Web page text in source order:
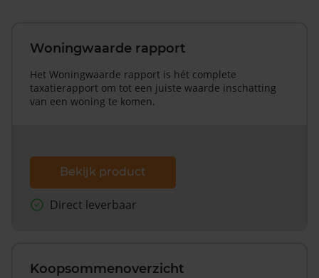
Woningwaarde rapport
Het Woningwaarde rapport is hét complete
taxatierapport om tot een juiste waarde inschatting
van een woning te komen.
Bekijk product
Direct leverbaar
Koopsommenoverzicht